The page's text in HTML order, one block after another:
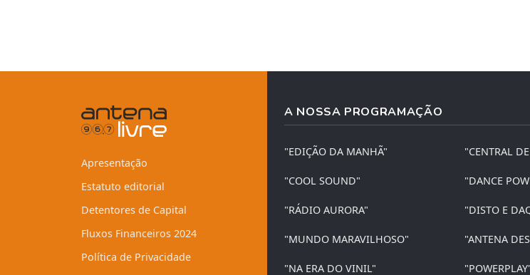
Apresentação
Estatuto editorial
Detentores de Capital
Fluxos Financeiros 2024
Política de Privacidade
A NOSSA PROGRAMAÇÃO
"EDIÇÃO DA MANHÃ" "CENTRAL
"COOL SOUND" "DANCE
"RÁDIO AURORA" "DISTO E
"MUNDO MARAVILHOSO" "ANTENA
"NA ERA DO VINIL"